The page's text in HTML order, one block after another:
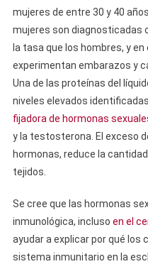
mujeres de entre 30 y 40
mujeres son diagnosticadas
la tasa que los hombres, y
experimentan embarazos y
Una de las proteínas del
niveles elevados
fijadora de hormonas
y la testosterona. El exceso
hormonas, reduce la
tejidos.
Se cree que las hormonas
inmunológica, incluso en el
ayudar a explicar por qué los
sistema inmunitario en la